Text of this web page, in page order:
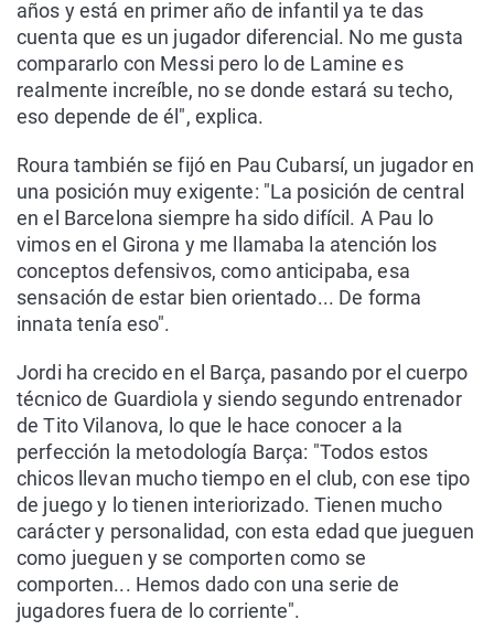
años y está en primer año de infantil ya te das
cuenta que es un jugador diferencial. No me gusta
compararlo con Messi pero lo de Lamine es
realmente increíble, no se donde estará su techo,
eso depende de él", explica.
Roura también se fijó en Pau Cubarsí, un jugador en
una posición muy exigente: "La posición de central
en el Barcelona siempre ha sido difícil. A Pau lo
vimos en el Girona y me llamaba la atención los
conceptos defensivos, como anticipaba, esa
sensación de estar bien orientado... De forma
innata tenía eso".
Jordi ha crecido en el Barça, pasando por el cuerpo
técnico de Guardiola y siendo segundo entrenador
de Tito Vilanova, lo que le hace conocer a la
perfección la metodología Barça: "Todos estos
chicos llevan mucho tiempo en el club, con ese tipo
de juego y lo tienen interiorizado. Tienen mucho
carácter y personalidad, con esta edad que jueguen
como jueguen y se comporten como se
comporten... Hemos dado con una serie de
jugadores fuera de lo corriente".